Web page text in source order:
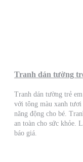
Tranh dán tường
Tranh dán tường trẻ
với tông màu xanh
năng động cho bé.
an toàn cho sức khỏe.
báo giá.